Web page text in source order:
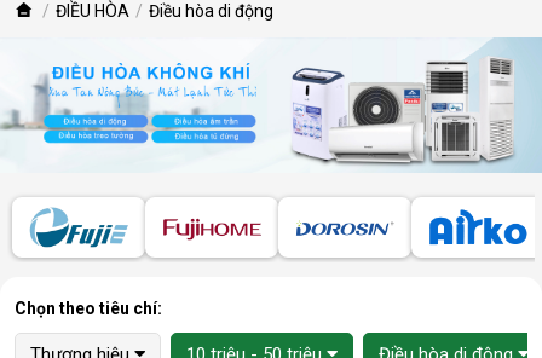
ĐIỀU HÒA Điều hòa di động
Chọn theo tiêu chí: